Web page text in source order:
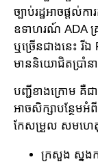
ច្បាប់រដ្ឋអាចផ្តល់
ឧទាហរណ៍ ADA
ឬច្រើនជាងនេះ
មាននិយោជិតប្រាំន
បញ្ជីខាងក្រោម គឺ
អាចសិក្សាបន្ថែមអំ
កែសម្រួល សមហេតុ
ក្រសួង ស្នងក